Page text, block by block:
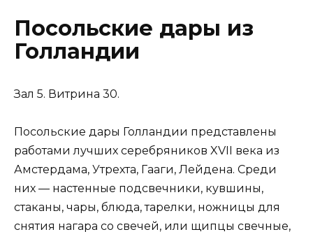
Посольские дары из
Голландии
Зал 5. Витрина 30.
Посольские дары Голландии представлены
работами лучших серебряников XVII века из
Амстердама, Утрехта, Гааги, Лейдена. Среди
них — настенные подсвечники, кувшины,
стаканы, чары, блюда, тарелки, ножницы для
снятия нагара со свечей, или щипцы свечные,